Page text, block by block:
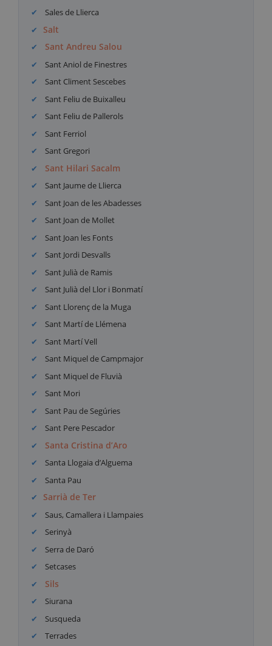
Sales de Llierca
Salt
Sant Andreu Salou
Sant Aniol de Finestres
Sant Climent Sescebes
Sant Feliu de Buixalleu
Sant Feliu de Pallerols
Sant Ferriol
Sant Gregori
Sant Hilari Sacalm
Sant Jaume de Llierca
Sant Joan de les Abadesses
Sant Joan de Mollet
Sant Joan les Fonts
Sant Jordi Desvalls
Sant Julià de Ramis
Sant Julià del Llor i Bonmatí
Sant Llorenç de la Muga
Sant Martí de Llémena
Sant Martí Vell
Sant Miquel de Campmajor
Sant Miquel de Fluvià
Sant Mori
Sant Pau de Segúries
Sant Pere Pescador
Santa Cristina d’Aro
Santa Llogaia d’Alguema
Santa Pau
Sarrià de Ter
Saus, Camallera i Llampaies
Serinyà
Serra de Daró
Setcases
Sils
Siurana
Susqueda
Terrades